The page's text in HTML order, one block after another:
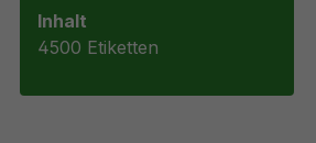
Inhalt
4500 Etiketten